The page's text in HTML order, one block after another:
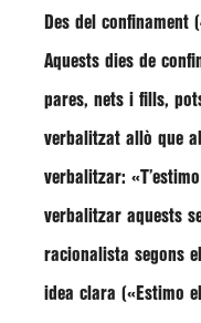
Des del confinament
Aquests dies de
pares, nets i fills,
verbalitzat allò que
verbalitzar:
verbalitzar aquests
racionalista segons
idea clara («Estimo